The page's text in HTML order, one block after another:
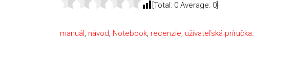
[Total: 0 Average: 0
manuál, návod, Notebook, recenzie, užívateľská príručka.